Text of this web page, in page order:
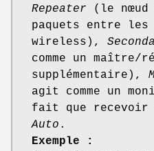
Repeater (le nœud
paquets entre les
wireless),
comme un maître/
supplémentaire),
agit comme un
fait que recevoir
Auto .
Exemple :